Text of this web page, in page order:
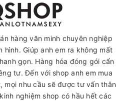
hàng văn minh chuyên nghiệp
hình. Giúp anh em ra không mất
gọn. Hàng hóa đóng gói cẩn
tư. Đến với shop anh em mua
mọi nhu cầu sẽ được tư vấn thân
nghiệm shop có hầu hết các